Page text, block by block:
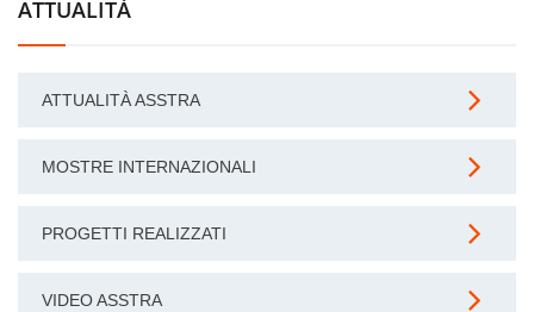
ATTUALITÀ
ATTUALITÀ ASSTRA
MOSTRE INTERNAZIONALI
PROGETTI REALIZZATI
VIDEO ASSTRA